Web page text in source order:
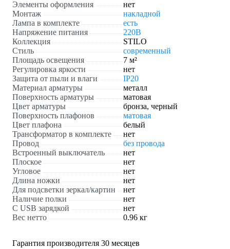
Элементы оформления
нет
Монтаж
накладной
Лампа в комплекте
есть
Напряжение питания
220В
Коллекция
STILO
Стиль
современный
Площадь освещения
7 м²
Регулировка яркости
нет
Защита от пыли и влаги
IP20
Материал арматуры
металл
Поверхность арматуры
матовая
Цвет арматуры
бронза, черный
Поверхность плафонов
матовая
Цвет плафона
белый
Трансформатор в комплекте
нет
Провод
без провода
Встроенный выключатель
нет
Плоское
нет
Угловое
нет
Длина ножки
нет
Для подсветки зеркал/картин
нет
Наличие полки
нет
С USB зарядкой
нет
Вес нетто
0.96 кг
Гарантия производителя 30 месяцев